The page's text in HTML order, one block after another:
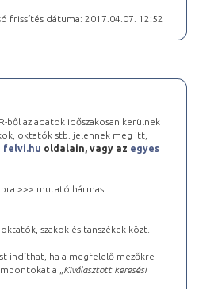
frissítés dátuma: 2017.04.07. 12:52
ből az adatok időszakosan kerülnek
oktatók stb. jelennek meg itt,
felvi.hu oldalain, vagy az egyes
>>> mutató hármas
szakok és tanszékek közt.
indíthat, ha a megfelelő mezőkre
a „ Kiválasztott keresési